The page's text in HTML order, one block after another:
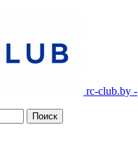
rc-club.by -